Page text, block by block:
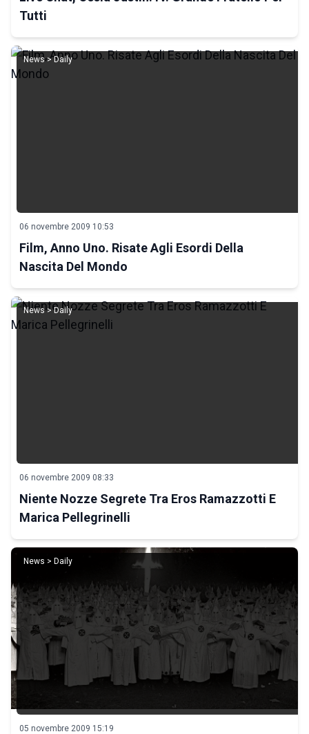
Tutti
News > Daily
06 novembre 2009 10:53
Film, Anno Uno. Risate Agli Esordi Della
Nascita Del Mondo
News > Daily
06 novembre 2009 08:33
Niente Nozze Segrete Tra Eros Ramazzotti E
Marica Pellegrinelli
News > Daily
05 novembre 2009 15:19